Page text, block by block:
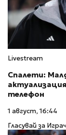
Livestream
Спалети:
телефон
1 август, 16:44
Гласувай за